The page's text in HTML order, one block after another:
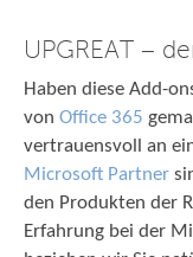
UPGREAT –
Haben diese Add-
von Office 365
vertrauensvoll an
Microsoft Partner
den Produkten der
Erfahrung bei der